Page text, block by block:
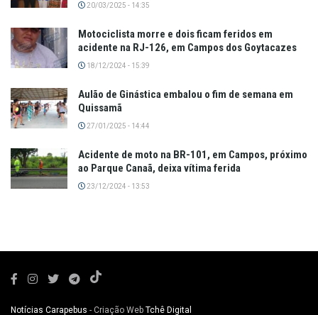
20/03/2025 - 14:35
Motociclista morre e dois ficam feridos em
acidente na RJ-126, em Campos dos Goytacazes
18/12/2024 - 15:39
Aulão de Ginástica embalou o fim de semana em
Quissamã
27/01/2025 - 14:44
Acidente de moto na BR-101, em Campos, próximo
ao Parque Canaã, deixa vítima ferida
23/12/2024 - 13:53
Notícias Carapebus - Criação Web Tchê Digital